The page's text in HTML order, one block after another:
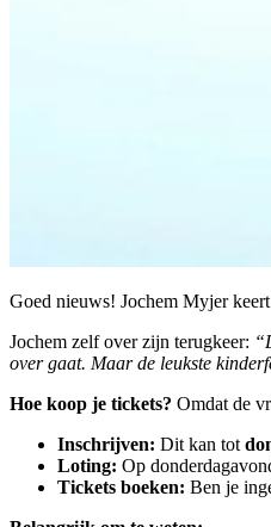
Goed nieuws! Jochem Myjer
Jochem zelf over zijn terugkeer:
over gaat. Maar de leukste
Hoe koop je tickets? Omdat de
Inschrijven: Dit kan tot
Loting: Op
Tickets boeken: Ben je